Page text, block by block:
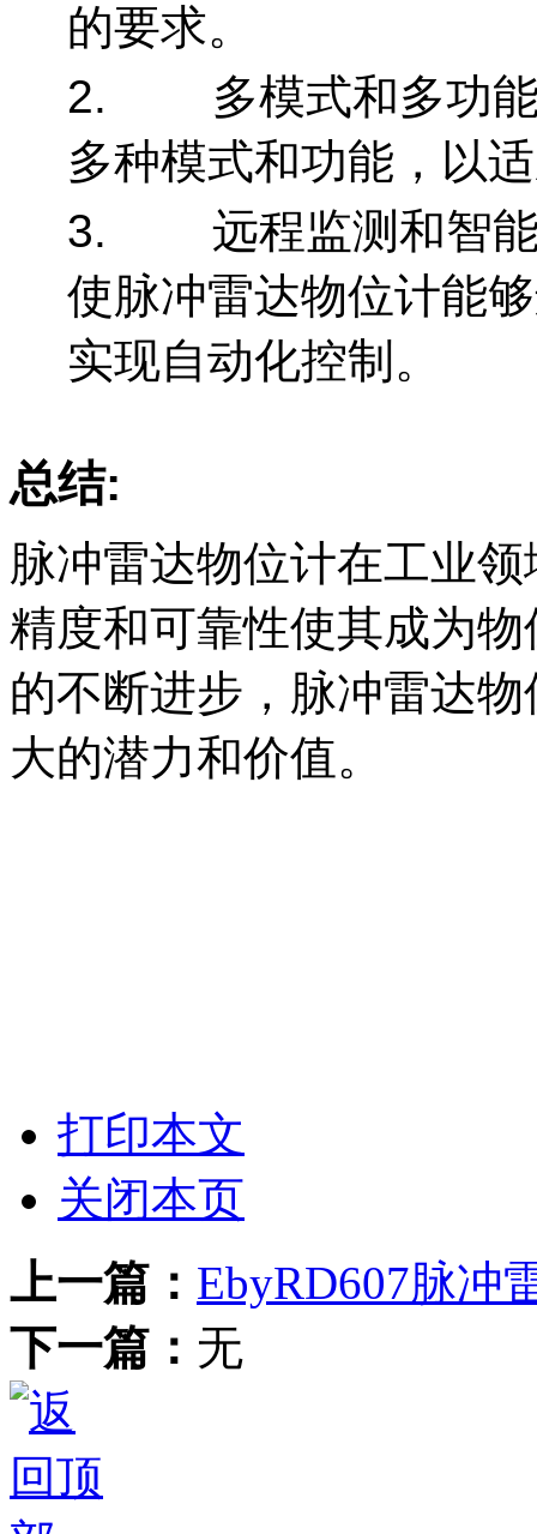
的要求。
2. 多模式和多功能
多种模式和功能，以
3. 远程监测和智能
使脉冲雷达物位计能
实现自动化控制。
总结:
脉冲雷达物位计在工业
精度和可靠性使其成为
的不断进步，脉冲雷达
大的潜力和价值。
打印本文
关闭本页
上一篇： EbyRD607脉冲
下一篇： 无